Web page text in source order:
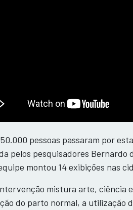
pessoas passaram por
pelos pesquisadores Bernardo
montou 14 exibições nas
mistura arte, ciência
do parto normal, a utilização